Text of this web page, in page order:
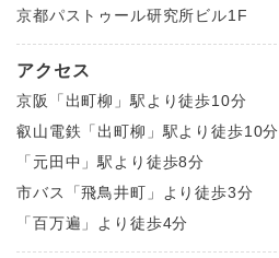
京都パストゥール研究所ビル1F
アクセス
京阪「出町柳」駅より徒歩10分
叡山電鉄「出町柳」駅より徒歩10分
「元田中」駅より徒歩8分
市バス「飛鳥井町」より徒歩3分
「百万遍」より徒歩4分